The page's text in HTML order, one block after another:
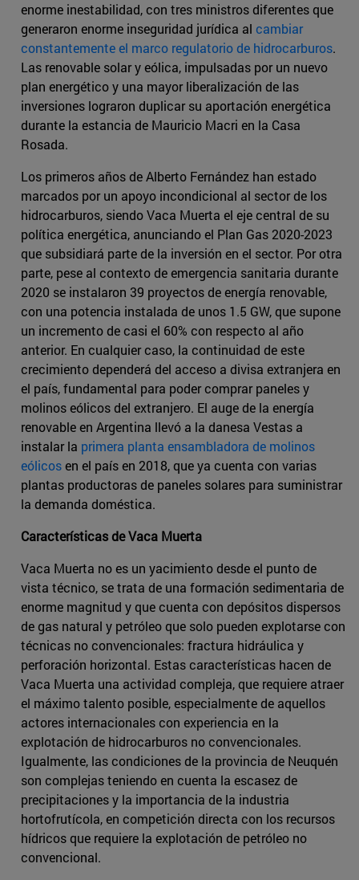
enorme inestabilidad, con tres ministros diferentes que
generaron enorme inseguridad jurídica al cambiar
constantemente el marco regulatorio de hidrocarburos.
Las renovable solar y eólica, impulsadas por un nuevo
plan energético y una mayor liberalización de las
inversiones lograron duplicar su aportación energética
durante la estancia de Mauricio Macri en la Casa
Rosada.
Los primeros años de Alberto Fernández han estado
marcados por un apoyo incondicional al sector de los
hidrocarburos, siendo Vaca Muerta el eje central de su
política energética, anunciando el Plan Gas 2020-2023
que subsidiará parte de la inversión en el sector. Por otra
parte, pese al contexto de emergencia sanitaria durante
2020 se instalaron 39 proyectos de energía renovable,
con una potencia instalada de unos 1.5 GW, que supone
un incremento de casi el 60% con respecto al año
anterior. En cualquier caso, la continuidad de este
crecimiento dependerá del acceso a divisa extranjera en
el país, fundamental para poder comprar paneles y
molinos eólicos del extranjero. El auge de la energía
renovable en Argentina llevó a la danesa Vestas a
instalar la primera planta ensambladora de molinos
eólicosen el país en 2018, que ya cuenta con varias
plantas productoras de paneles solares para suministrar
la demanda doméstica.
Características de Vaca Muerta
Vaca Muerta no es un yacimiento desde el punto de
vista técnico, se trata de una formación sedimentaria de
enorme magnitud y que cuenta con depósitos dispersos
de gas natural y petróleo que solo pueden explotarse con
técnicas no convencionales: fractura hidráulica y
perforación horizontal. Estas características hacen de
Vaca Muerta una actividad compleja, que requiere atraer
el máximo talento posible, especialmente de aquellos
actores internacionales con experiencia en la
explotación de hidrocarburos no convencionales.
Igualmente, las condiciones de la provincia de Neuquén
son complejas teniendo en cuenta la escasez de
precipitaciones y la importancia de la industria
hortofrutícola, en competición directa con los recursos
hídricos que requiere la explotación de petróleo no
convencional.